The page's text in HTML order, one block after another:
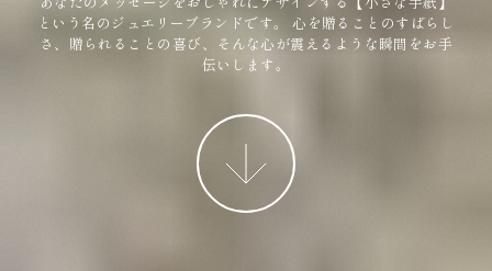
という名のジュエリーブランドです。
心を贈ることのすばらし
さ、贈られることの喜び、そんな心が震えるような瞬間をお手
伝いします。